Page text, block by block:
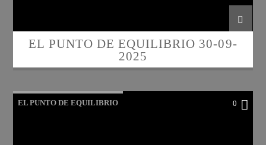
EL PUNTO DE EQUILIBRIO 30-09-
2025
EL PUNTO DE EQUILIBRIO 0